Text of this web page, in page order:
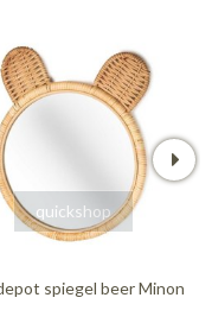
quickshop
spiegel beer Minon